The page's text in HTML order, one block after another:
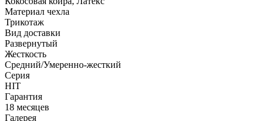
Материал чехла
Трикотаж
Вид доставки
Развернутый
Жесткость
Средний/Умеренно-жесткий
Серия
HIT
Гарантия
18 месяцев
Галерея